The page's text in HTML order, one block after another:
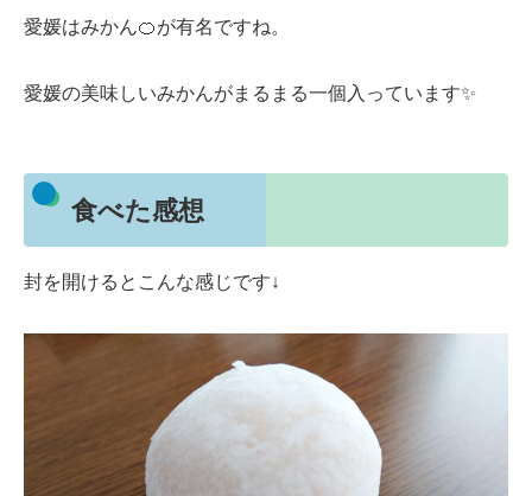
愛媛はみかん🍊が有名ですね。
愛媛の美味しいみかんがまるまる一個入っています✨
食べた感想
封を開けるとこんな感じです↓